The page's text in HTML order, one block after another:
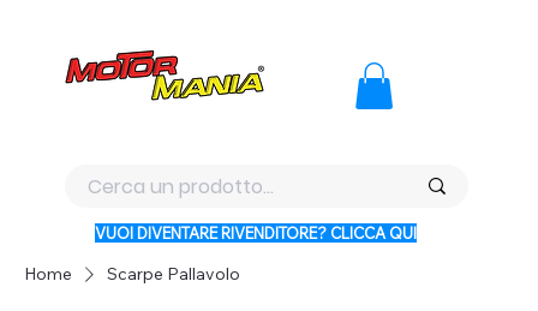
VUOI DIVENTARE RIVENDITORE? CLICCA QUI
Home Scarpe Pallavolo